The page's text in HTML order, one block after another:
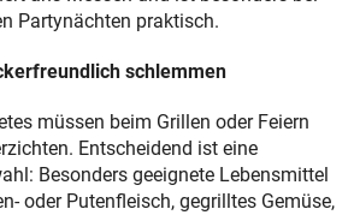
Partynächten praktisch.
schlemmen
müssen beim Grillen oder Feiern
Entscheidend ist eine
Besonders geeignete Lebensmittel
oder Putenfleisch, gegrilltes Gemüse,